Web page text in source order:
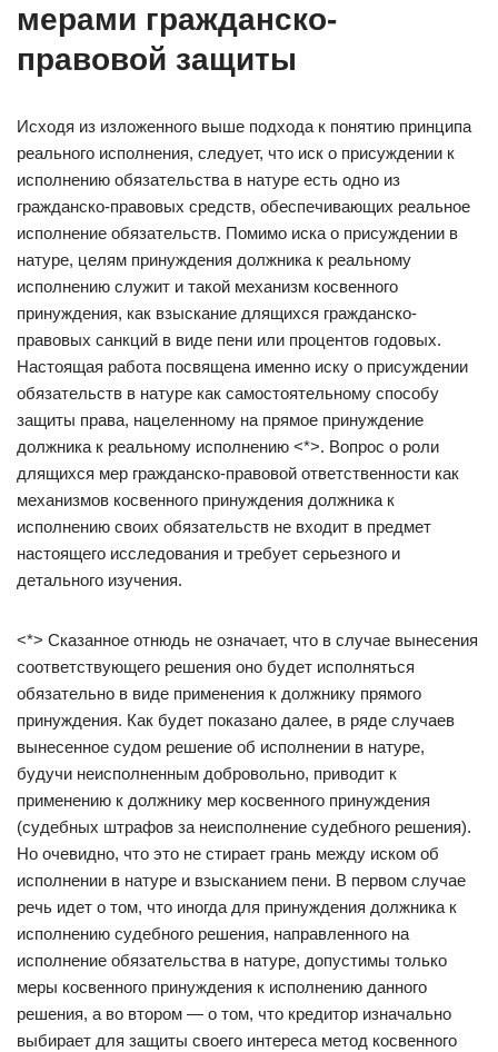
мерами гражданско-
правовой защиты
Исходя из изложенного выше подхода к понятию принципа
реального исполнения, следует, что иск о присуждении к
исполнению обязательства в натуре есть одно из
гражданско-правовых средств, обеспечивающих реальное
исполнение обязательств. Помимо иска о присуждении в
натуре, целям принуждения должника к реальному
исполнению служит и такой механизм косвенного
принуждения, как взыскание длящихся гражданско-
правовых санкций в виде пени или процентов годовых.
Настоящая работа посвящена именно иску о присуждении
обязательств в натуре как самостоятельному способу
защиты права, нацеленному на прямое принуждение
должника к реальному исполнению <*>. Вопрос о роли
длящихся мер гражданско-правовой ответственности как
механизмов косвенного принуждения должника к
исполнению своих обязательств не входит в предмет
настоящего исследования и требует серьезного и
детального изучения.
<*> Сказанное отнюдь не означает, что в случае вынесения
соответствующего решения оно будет исполняться
обязательно в виде применения к должнику прямого
принуждения. Как будет показано далее, в ряде случаев
вынесенное судом решение об исполнении в натуре,
будучи неисполненным добровольно, приводит к
применению к должнику мер косвенного принуждения
(судебных штрафов за неисполнение судебного решения).
Но очевидно, что это не стирает грань между иском об
исполнении в натуре и взысканием пени. В первом случае
речь идет о том, что иногда для принуждения должника к
исполнению судебного решения, направленного на
исполнение обязательства в натуре, допустимы только
меры косвенного принуждения к исполнению данного
решения, а во втором — о том, что кредитор изначально
выбирает для защиты своего интереса метод косвенного